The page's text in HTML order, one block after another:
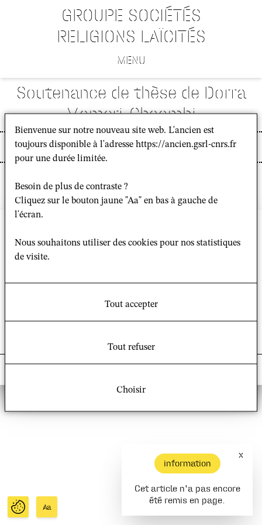
GROUPE SOCIÉTÉS
RELIGIONS LAÏCITÉS
MENU
Soutenance de thèse de Dorra
Mameri-Chaambi
Événement
x
information
Cet article n'a pas encore
été remis en page.
Bienvenue sur notre nouveau site web. L'ancien est
toujours disponible à l'adresse https://ancien.gsrl-cnrs.fr
pour une durée limitée.
Besoin de plus de contraste ?
Cliquez sur le bouton jaune "Aa" en bas à gauche de
l'écran.
Nous souhaitons utiliser des cookies pour nos statistiques
de visite.
Tout accepter
Tout refuser
Choisir
Aa
14 Cours des Humanités
93322 Aubervilliers
Nous rejoindre sur :
© 2021 – UMR 8582 Groupe Sociétés, Religions,